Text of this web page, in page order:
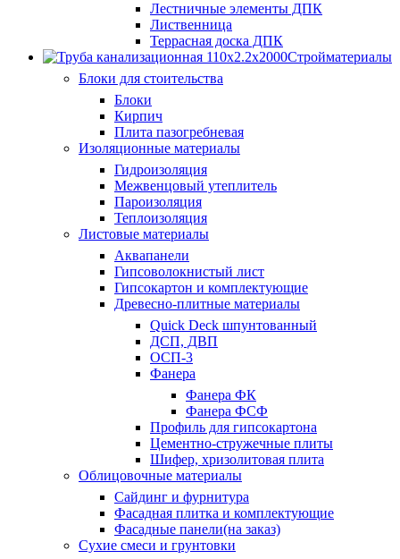
Лестничные элементы ДПК
Лиственница
Террасная доска ДПК
Стройматериалы
Блоки для стоительства
Блоки
Кирпич
Плита пазогребневая
Изоляционные материалы
Гидроизоляция
Межвенцовый утеплитель
Пароизоляция
Теплоизоляция
Листовые материалы
Аквапанели
Гипсоволокнистый лист
Гипсокартон и комплектующие
Древесно-плитные материалы
Quick Deck шпунтованный
ДСП, ДВП
ОСП-3
Фанера
Фанера ФК
Фанера ФСФ
Профиль для гипсокартона
Цементно-стружечные плиты
Шифер, хризолитовая плита
Облицовочные материалы
Сайдинг и фурнитура
Фасадная плитка и комплектующие
Фасадные панели(на заказ)
Сухие смеси и грунтовки